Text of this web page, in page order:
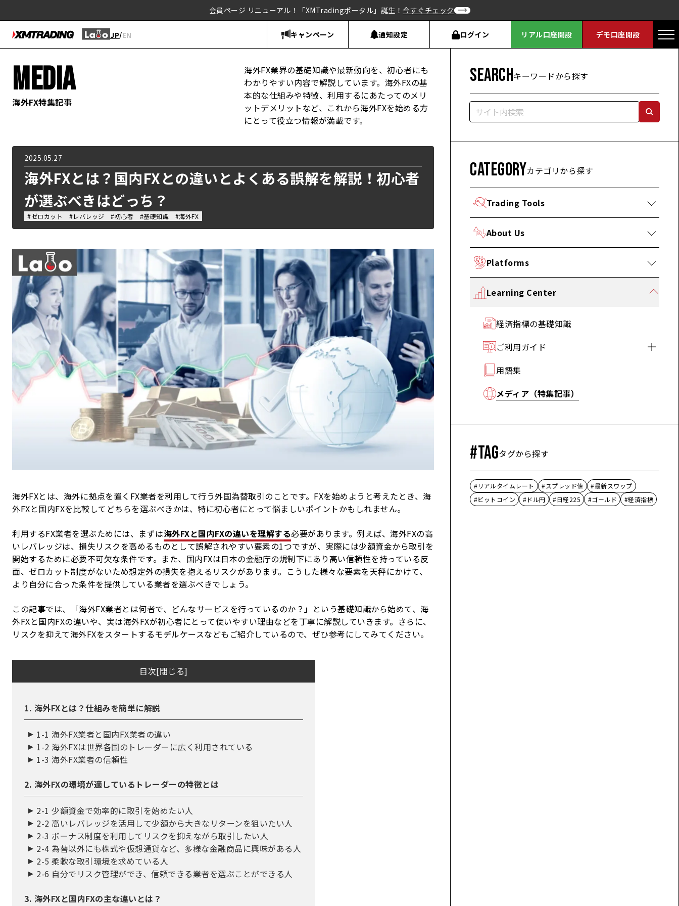
会員ページ リニューアル！「XMTradingポータル」誕生！ 今すぐチェック
JP/EN キャンペーン 通知設定 ログイン リアル口座開設 デモ口座開設
MEDIA
海外FX特集記事
海外FX業界の基礎知識や最新動向を、初心者にも
わかりやすい内容で解説しています。海外FXの基
本的な仕組みや特徴、利用するにあたってのメリ
ットデメリットなど、これから海外FXを始める方
にとって役立つ情報が満載です。
2025.05.27
海外FXとは？国内FXとの違いとよくある誤解を解説！初心者
が選ぶべきはどっち？
#ゼロカット #レバレッジ #初心者 #基礎知識 #海外FX
海外FXとは、海外に拠点を置くFX業者を利用して行う外国為替取引のことです。FXを始めようと考えたとき、海
外FXと国内FXを比較してどちらを選ぶべきかは、特に初心者にとって悩ましいポイントかもしれません。
利用するFX業者を選ぶためには、まずは海外FXと国内FXの違いを理解する必要があります。例えば、海外FXの高
いレバレッジは、損失リスクを高めるものとして誤解されやすい要素の1つですが、実際には少額資金から取引を
開始するために必要不可欠な条件です。また、国内FXは日本の金融庁の規制下にあり高い信頼性を持っている反
面、ゼロカット制度がないため想定外の損失を抱えるリスクがあります。こうした様々な要素を天秤にかけて、
より自分に合った条件を提供している業者を選ぶべきでしょう。
この記事では、「海外FX業者とは何者で、どんなサービスを行っているのか？」という基礎知識から始めて、海
外FXと国内FXの違いや、実は海外FXが初心者にとって使いやすい理由などを丁寧に解説していきます。さらに、
リスクを抑えて海外FXをスタートするモデルケースなどもご紹介しているので、ぜひ参考にしてみてください。
目次[閉じる]
1. 海外FXとは？仕組みを簡単に解説
1-1 海外FX業者と国内FX業者の違い
1-2 海外FXは世界各国のトレーダーに広く利用されている
1-3 海外FX業者の信頼性
2. 海外FXの環境が適しているトレーダーの特徴とは
2-1 少額資金で効率的に取引を始めたい人
2-2 高いレバレッジを活用して少額から大きなリターンを狙いたい人
2-3 ボーナス制度を利用してリスクを抑えながら取引したい人
2-4 為替以外にも株式や仮想通貨など、多様な金融商品に興味がある人
2-5 柔軟な取引環境を求めている人
2-6 自分でリスク管理ができ、信頼できる業者を選ぶことができる人
3. 海外FXと国内FXの主な違いとは？
SEARCHキーワードから探す
CATEGORYカテゴリから探す
Trading Tools
About Us
Platforms
Learning Center
経済指標の基礎知識
ご利用ガイド
用語集
メディア（特集記事）
#TAGタグから探す
#リアルタイムレート #スプレッド値
#最新スワップ
#ビットコイン
#ドル円 #日経225 #ゴールド #経済指標